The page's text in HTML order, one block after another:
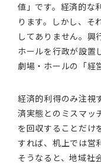
値」です。経済的な
ります。しかし、そ
してありません。興
ホールを行政が設置
劇場・ホールの「経
経済的利得のみ注視
済実態とのミスマッ
を回収することだけ
すれば、机上では営
そうなると、地域社